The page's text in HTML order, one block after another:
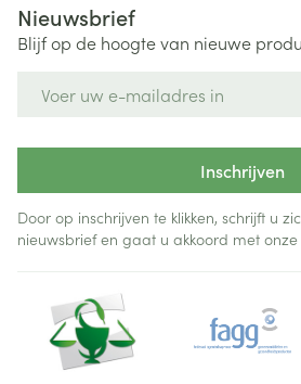
Nieuwsbrief
Blijf op de hoogte van nieuwe
Inschrijven
Door op inschrijven te klikken, schrijft u
nieuwsbrief en gaat u akkoord met onze